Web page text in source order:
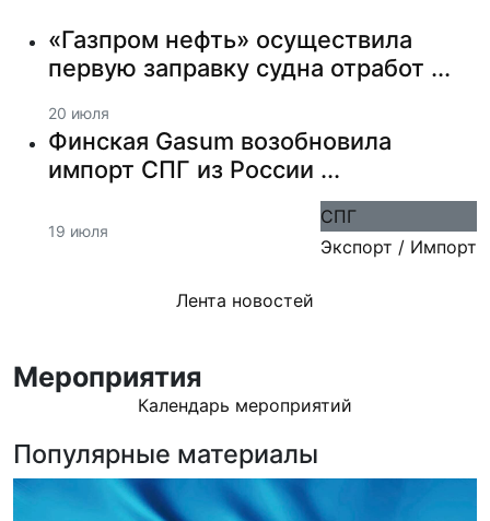
«Газпром нефть» осуществила
первую заправку судна отработ ...
20 июля
Финская Gasum возобновила
импорт СПГ из России ...
19 июля
СПГ
Экспорт / Импорт
Лента новостей
Мероприятия
Календарь мероприятий
Популярные материалы